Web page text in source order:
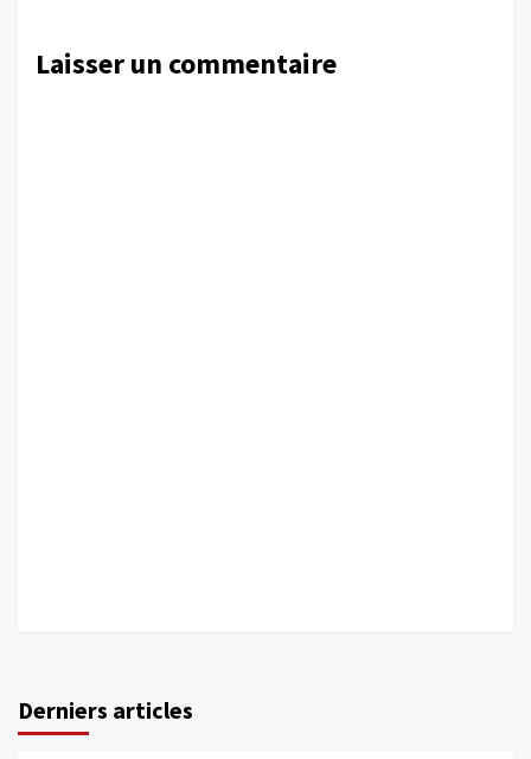
Laisser un commentaire
Derniers articles